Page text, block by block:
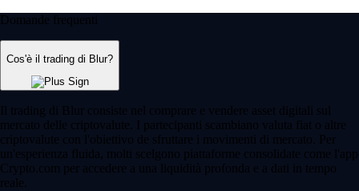
Domande frequenti
Cos'è il trading di Blur?
Il trading di Blur consiste nel comprare e vendere asset digitali sul
mercato delle criptovalute. I partecipanti scambiano valuta fiat o altre
criptovalute con l'obiettivo de sfruttare i movimenti di mercato. Per
un'esperienza fluida, molti scelgono piattaforme consolidate come l'app
Crypto.com per accedere a una liquidità profonda e a dati in tempo
reale.